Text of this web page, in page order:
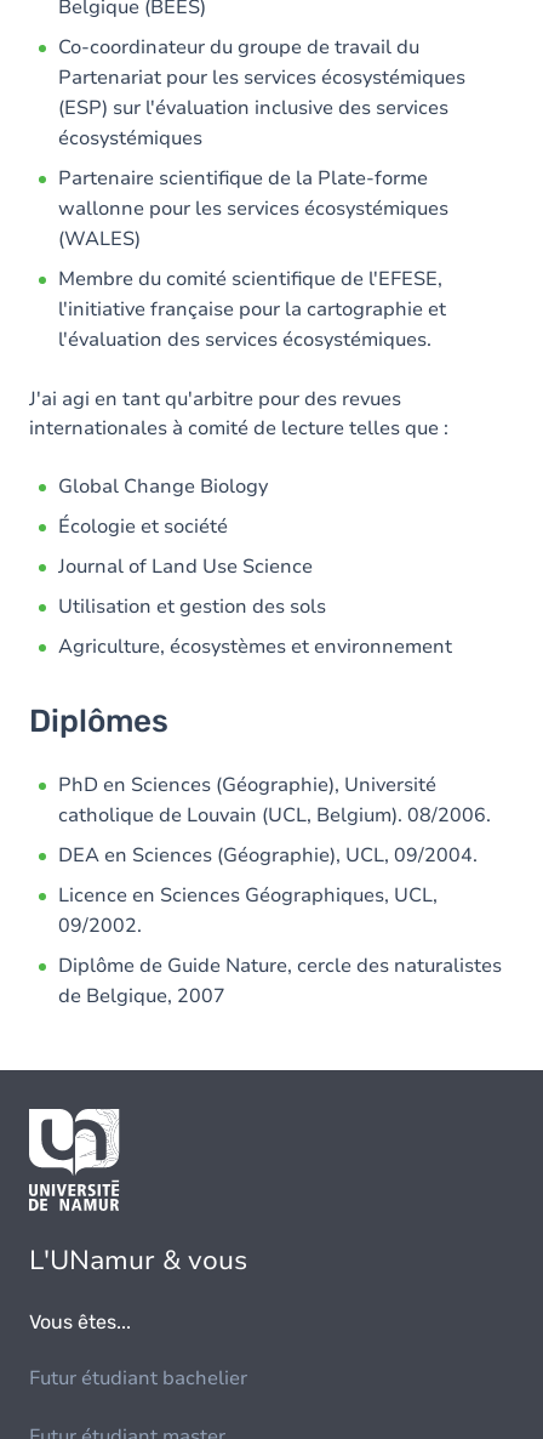
Belgique (BEES)
Co-coordinateur du groupe de travail du
Partenariat pour les services écosystémiques
(ESP) sur l'évaluation inclusive des services
écosystémiques
Partenaire scientifique de la Plate-forme
wallonne pour les services écosystémiques
(WALES)
Membre du comité scientifique de l'EFESE,
l'initiative française pour la cartographie et
l'évaluation des services écosystémiques.
J'ai agi en tant qu'arbitre pour des revues
internationales à comité de lecture telles que :
Global Change Biology
Écologie et société
Journal of Land Use Science
Utilisation et gestion des sols
Agriculture, écosystèmes et environnement
Diplômes
PhD en Sciences (Géographie), Université
catholique de Louvain (UCL, Belgium). 08/2006.
DEA en Sciences (Géographie), UCL, 09/2004.
Licence en Sciences Géographiques, UCL,
09/2002.
Diplôme de Guide Nature, cercle des naturalistes
de Belgique, 2007
L'UNamur & vous
Vous êtes...
Futur étudiant bachelier